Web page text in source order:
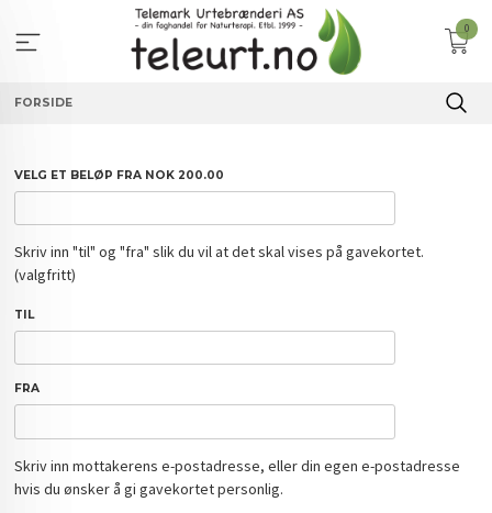
innholdet
0
FORSIDE
VELG ET BELØP FRA NOK 200.00
Skriv inn "til" og "fra" slik du vil at det skal vises på gavekortet.
(valgfritt)
TIL
FRA
Skriv inn mottakerens e-postadresse, eller din egen e-postadresse
hvis du ønsker å gi gavekortet personlig.